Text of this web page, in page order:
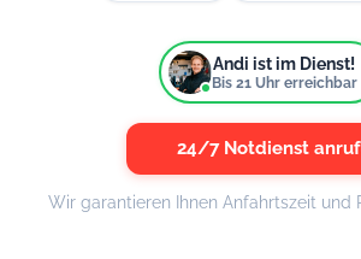
Andi ist im Dienst!
Bis 21Uhr erreichbar
24/7 Notdienst
Wir garantieren Ihnen Anfahrtszeit und